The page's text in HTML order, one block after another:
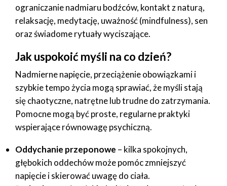
ograniczanie nadmiaru bodźców, kontakt z naturą,
relaksację, medytację, uważność (mindfulness), sen
oraz świadome rytuały wyciszające.
Jak uspokoić myśli na co dzień?
Nadmierne napięcie, przeciążenie obowiązkami i
szybkie tempo życia mogą sprawiać, że myśli stają
się chaotyczne, natrętne lub trudne do zatrzymania.
Pomocne mogą być proste, regularne praktyki
wspierające równowagę psychiczną.
Oddychanie przeponowe – kilka spokojnych,
głębokich oddechów może pomóc zmniejszyć
napięcie i skierować uwagę do ciała.